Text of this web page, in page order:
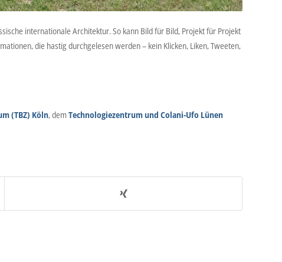
internationale Architektur. So kann Bild für Bild, Projekt für Projekt
die hastig durchgelesen werden – kein Klicken, Liken, Tweeten,
(TBZ) Köln, demTechnologiezentrum und Colani-Ufo Lünen